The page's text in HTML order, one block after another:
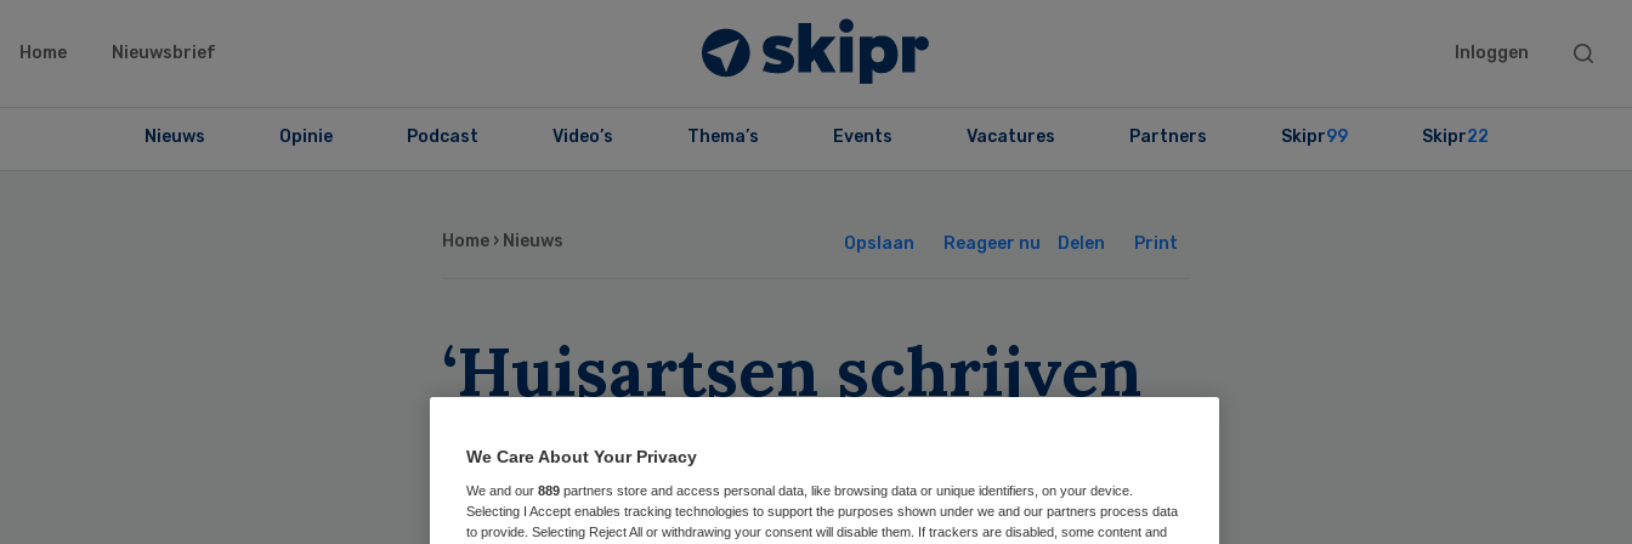
Home Nieuwsbrief Inloggen
Search
Nieuws Opinie Podcast Video’s Thema’s Events Vacatures Partners Skipr99 Skipr22
Home › Nieuws Opslaan Reageer nu Delen Print
‘Huisartsen schrijven
minder antibiotica
voor bij samen
We Care About Your Privacy
We and our 889 partners store and access personal data, like browsing data or unique identifiers, on your device.
Selecting I Accept enables tracking technologies to support the purposes shown under we and our partners process data
to provide. Selecting Reject All or withdrawing your consent will disable them. If trackers are disabled, some content and